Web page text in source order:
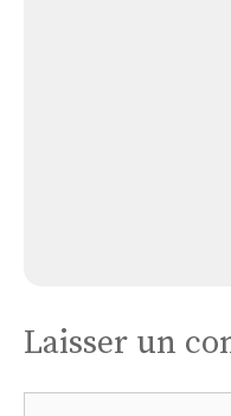
Laisser un